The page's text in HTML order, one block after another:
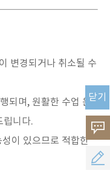
고
공
닫기
변경되거나 취소될 수
되며, 원활한 수업 운
립니다.
이 있으므로 적합한